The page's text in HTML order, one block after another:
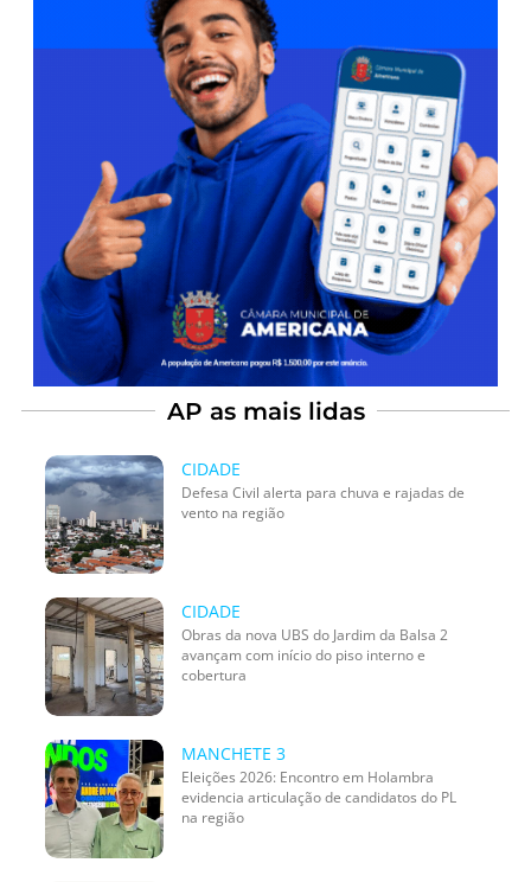
AP as mais lidas
CIDADE
Defesa Civil alerta para chuva e rajadas de
vento na região
CIDADE
Obras da nova UBS do Jardim da Balsa 2
avançam com início do piso interno e
cobertura
MANCHETE 3
Eleições 2026: Encontro em Holambra
evidencia articulação de candidatos do PL
na região